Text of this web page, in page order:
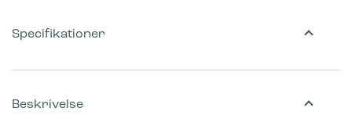
Beskrivelse
Specifikationer